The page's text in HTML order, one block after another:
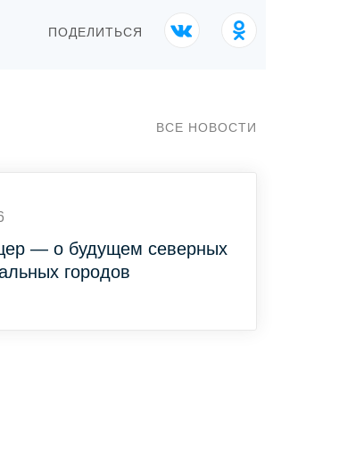
ПОДЕЛИТЬСЯ
ВСЕ НОВОСТИ
— о будущем северных
городов